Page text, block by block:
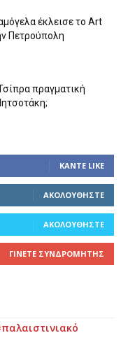
έκλεισε το Art
Πετρούπολη
πραγματική
ΚΆΝΤΕ LIKE
ΑΚΟΛΟΥΘΉΣΤΕ
ΑΚΟΛΟΥΘΉΣΤΕ
ΓΊΝΕΤΕ ΣΥΝΔΡΟΜΗΤΉΣ